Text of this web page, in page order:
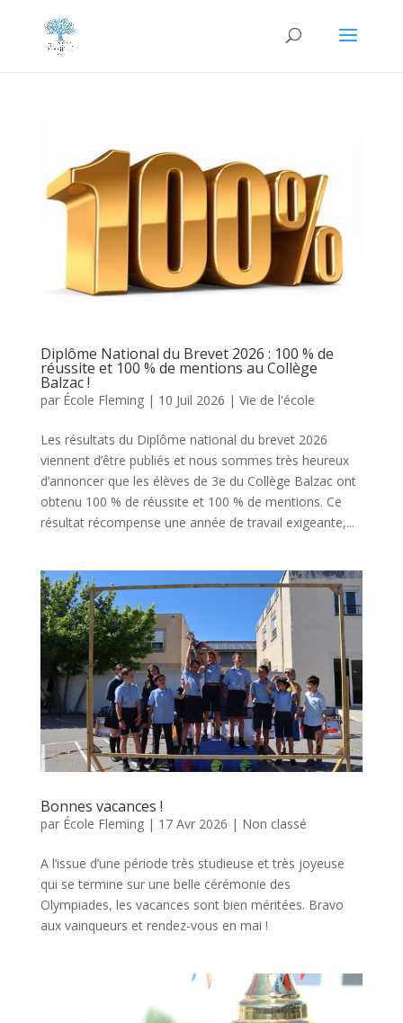
Diplôme National du Brevet 2026 : 100 % de
réussite et 100 % de mentions au Collège
Balzac !
par École Fleming| 10 Juil 2026 | Vie de l'école
Les résultats du Diplôme national du brevet 2026
viennent d’être publiés et nous sommes très heureux
d’annoncer que les élèves de 3e du Collège Balzac ont
obtenu 100 % de réussite et 100 % de mentions. Ce
résultat récompense une année de travail exigeante,...
Bonnes vacances !
par École Fleming| 17 Avr 2026 | Non classé
A l’issue d’une période très studieuse et très joyeuse
qui se termine sur une belle cérémonie des
Olympiades, les vacances sont bien méritées. Bravo
aux vainqueurs et rendez-vous en mai !